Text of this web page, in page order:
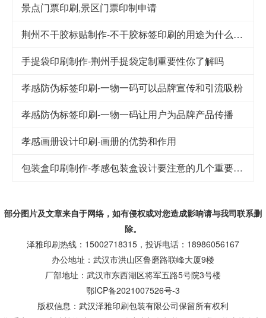
景点门票印刷,景区门票印制申请
荆州不干胶标贴制作-不干胶标签印刷的用途为什么这么广泛
手提袋印刷制作-荆州手提袋定制重要性你了解吗
孝感防伪标签印刷-一物一码可以品牌宣传和引流吸粉
孝感防伪标签印刷-一物一码让用户为品牌产品传播
孝感画册设计印刷-画册的优势和作用
包装盒印刷制作-孝感包装盒设计要注意的几个重要因素
部分图片及文章来自于网络，如有侵权或对您造成影响请与我司联系删
除。
泽雅印刷热线：15002718315，投诉电话：18986056167
办公地址：武汉市洪山区鲁磨路联峰大厦9楼
厂部地址：武汉市东西湖区将军五路5号院3号楼
鄂ICP备2021007526号-3
版权信息：武汉泽雅印刷包装有限公司保留所有权利